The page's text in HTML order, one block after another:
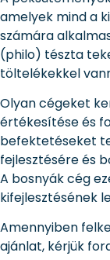
amelyek mind a
számára
(philo) tészta
töltelékekkel
Olyan cégeket
értékesítése és
befektetéseket
fejlesztésére és
A bosnyák cég
kifejlesztésének
Amennyiben
ajánlat, kérjük